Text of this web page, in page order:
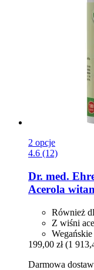
2 opcje
4.6 (12)
Dr. med.
Acerola
Również
Z wiśni
Wegańskie
199,00 zł (1
Darmowa